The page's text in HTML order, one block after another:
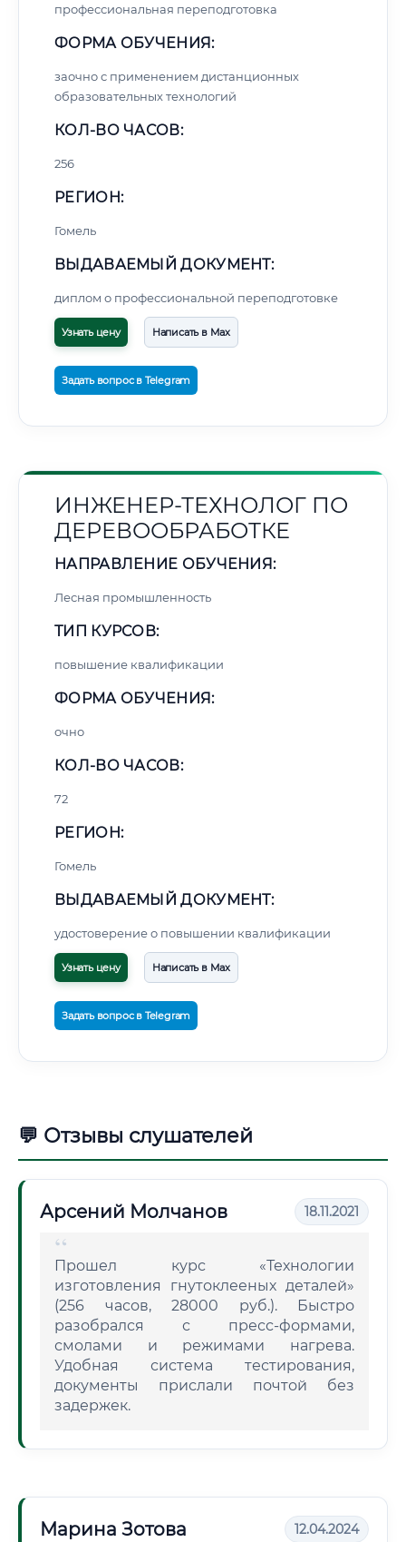
профессиональная переподготовка
ФОРМА ОБУЧЕНИЯ:
заочно с применением дистанционных
образовательных технологий
КОЛ-ВО ЧАСОВ:
256
РЕГИОН:
Гомель
ВЫДАВАЕМЫЙ ДОКУМЕНТ:
диплом о профессиональной переподготовке
Узнать цену Написать в Max
Задать вопрос в Telegram
ИНЖЕНЕР-ТЕХНОЛОГ ПО
ДЕРЕВООБРАБОТКЕ
НАПРАВЛЕНИЕ ОБУЧЕНИЯ:
Лесная промышленность
ТИП КУРСОВ:
повышение квалификации
ФОРМА ОБУЧЕНИЯ:
очно
КОЛ-ВО ЧАСОВ:
72
РЕГИОН:
Гомель
ВЫДАВАЕМЫЙ ДОКУМЕНТ:
удостоверение о повышении квалификации
Узнать цену Написать в Max
Задать вопрос в Telegram
💬 Отзывы слушателей
Арсений Молчанов 18.11.2021
Прошел курс «Технологии
изготовления гнутоклееных деталей»
(256 часов, 28000 руб.). Быстро
разобрался с пресс-формами,
смолами и режимами нагрева.
Удобная система тестирования,
документы прислали почтой без
задержек.
Марина Зотова 12.04.2024